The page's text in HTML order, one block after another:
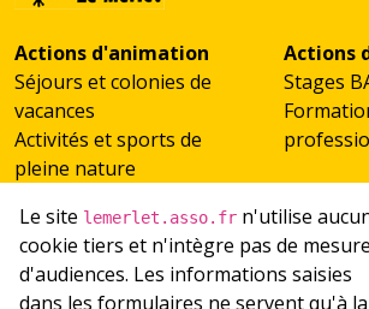
Actions d'animation
Séjours et colonies de
vacances
Activités et sports de
pleine nature
découverte
Accueil de groupes
Actions
Stages
Emploi Réseaux
Le site lemerlet.asso.fr n'utilise
cookie tiers et n'intègre pas de
d'audiences. Les informations saisies
dans les formulaires ne servent qu'à la